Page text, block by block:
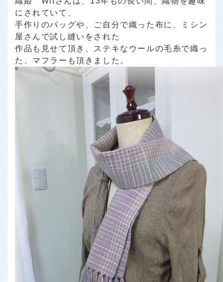
にされていて、
手作りのバッグや、ご自分で織った布に、ミシン
屋さんで試し縫いをされた
作品も見せて頂き、ステキなウールの毛糸で織っ
た、マフラーも頂きました。